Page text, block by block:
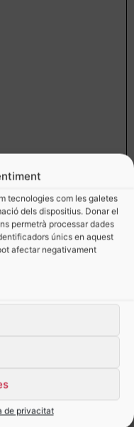
tecnologies com les galetes
dels dispositius. Donar el
permetrà processar dades
únics en aquest
afectar negativament
de privacitat
a
trufa,
trufa o